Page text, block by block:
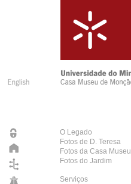
O Legado
Fotos de D. Teresa
Fotos da Casa Museu
Fotos do Jardim
Serviços